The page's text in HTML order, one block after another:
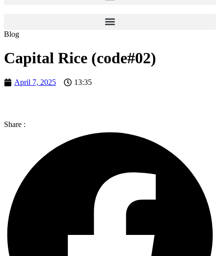
Blog
Capital Rice (code#02)
April 7, 2025 13:35
Share :